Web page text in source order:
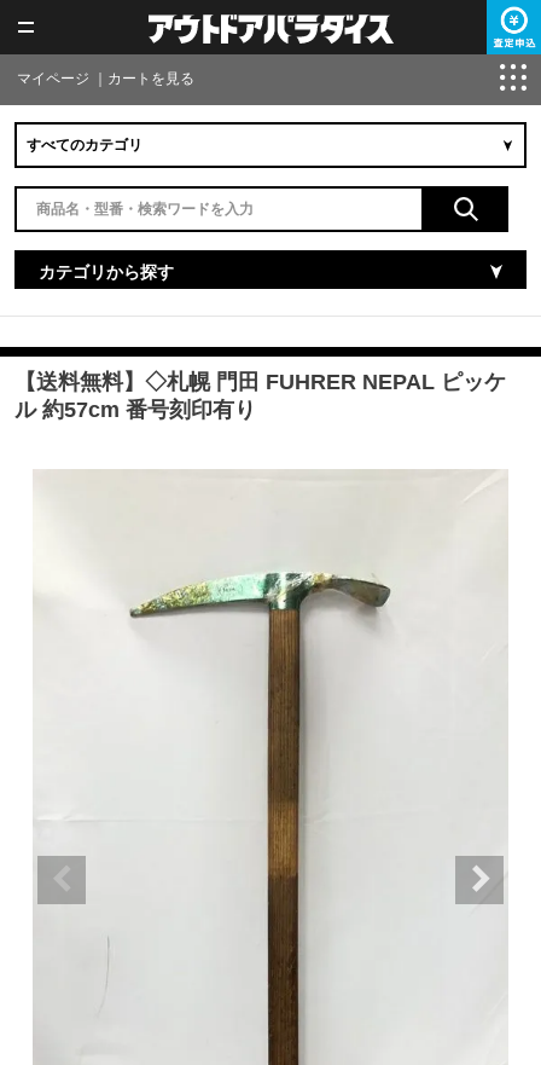
マイページ カートを見る
カテゴリから探す
【送料無料】◇札幌 門田 FUHRER NEPAL ピッケ
ル 約57cm 番号刻印有り